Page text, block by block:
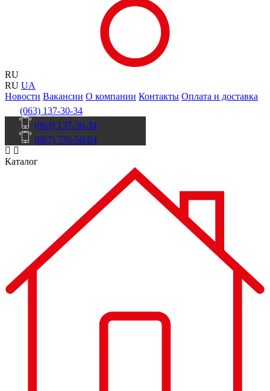
RU
RU UA
Новости Вакансии О компании Контакты Оплата и доставка
(063) 137-30-34
(063) 137-30-34
(067) 770-50-04
Каталог